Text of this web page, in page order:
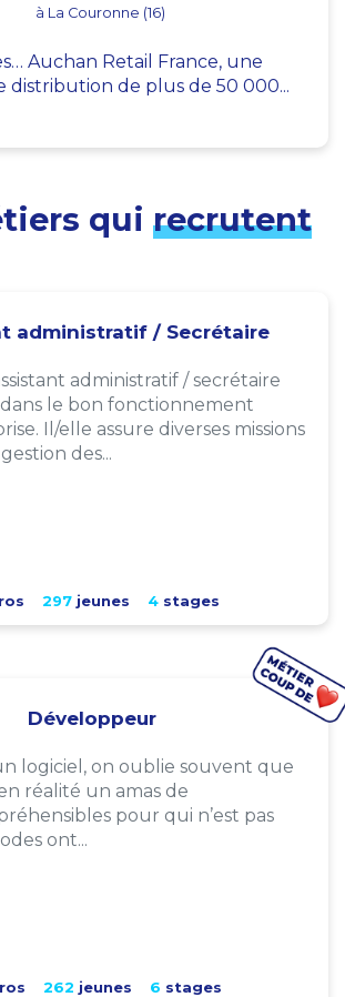
à La Couronne (16)
Auchan Retail France, une
distribution de plus de 50 000...
qui recrutent
administratif / Secrétaire
administratif / secrétaire
le bon fonctionnement
Il/elle assure diverses missions
des...
297jeunes 4stages
Développeur
logiciel, on oublie souvent que
réalité un amas de
pour qui n’est pas
ont...
262 jeunes 6 stages